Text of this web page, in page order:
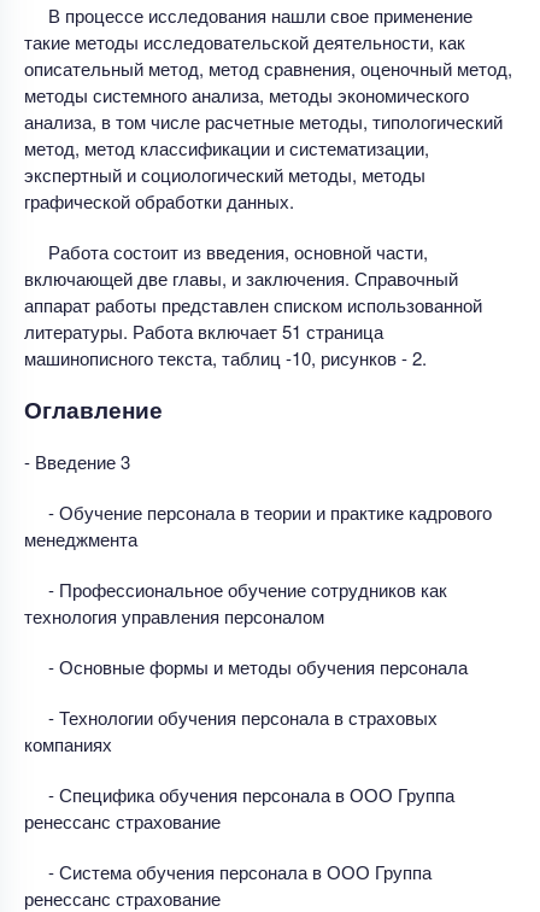
В процессе исследования нашли свое применение
такие методы исследовательской деятельности, как
описательный метод, метод сравнения, оценочный метод,
методы системного анализа, методы экономического
анализа, в том числе расчетные методы, типологический
метод, метод классификации и систематизации,
экспертный и социологический методы, методы
графической обработки данных.
Работа состоит из введения, основной части,
включающей две главы, и заключения. Справочный
аппарат работы представлен списком использованной
литературы. Работа включает 51 страница
машинописного текста, таблиц -10, рисунков - 2.
Оглавление
- Введение 3
- Обучение персонала в теории и практике кадрового
менеджмента
- Профессиональное обучение сотрудников как
технология управления персоналом
- Основные формы и методы обучения персонала
- Технологии обучения персонала в страховых
компаниях
- Специфика обучения персонала в ООО Группа
ренессанс страхование
- Система обучения персонала в ООО Группа
ренессанс страхование